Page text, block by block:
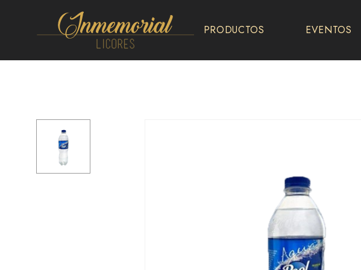
Licores
PRODUCTOS EVENTOS